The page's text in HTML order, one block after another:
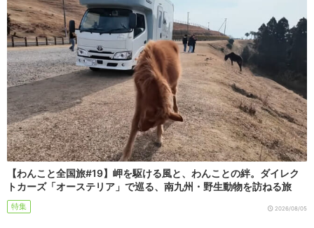
【わんこと全国旅#19】岬を駆ける風と、わんことの絆。ダイレク
トカーズ「オーステリア」で巡る、南九州・野生動物を訪ねる旅
特集 2026/08/05